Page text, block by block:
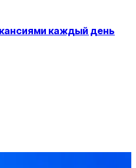
каждый день